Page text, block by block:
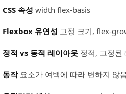
CSS 속성 width flex-basis
Flexbox 유연성 고정 크기, flex-
정적 vs 동적 레이아웃 정적, 고정된
동작요소가 여백에 따라 변하지 않